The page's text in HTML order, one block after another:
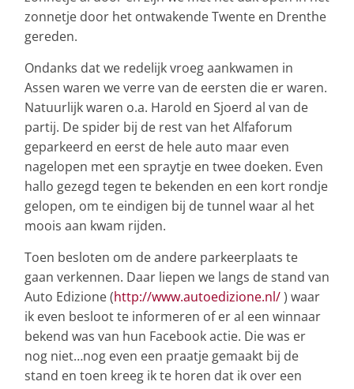
zonnetje door het ontwakende Twente en Drenthe
gereden.
Ondanks dat we redelijk vroeg aankwamen in
Assen waren we verre van de eersten die er waren.
Natuurlijk waren o.a. Harold en Sjoerd al van de
partij. De spider bij de rest van het Alfaforum
geparkeerd en eerst de hele auto maar even
nagelopen met een spraytje en twee doeken. Even
hallo gezegd tegen te bekenden en een kort rondje
gelopen, om te eindigen bij de tunnel waar al het
moois aan kwam rijden.
Toen besloten om de andere parkeerplaats te
gaan verkennen. Daar liepen we langs de stand van
Auto Edizione (http://www.autoedizione.nl/) waar
ik even besloot te informeren of er al een winnaar
bekend was van hun Facebook actie. Die was er
nog niet…nog even een praatje gemaakt bij de
stand en toen kreeg ik te horen dat ik over een